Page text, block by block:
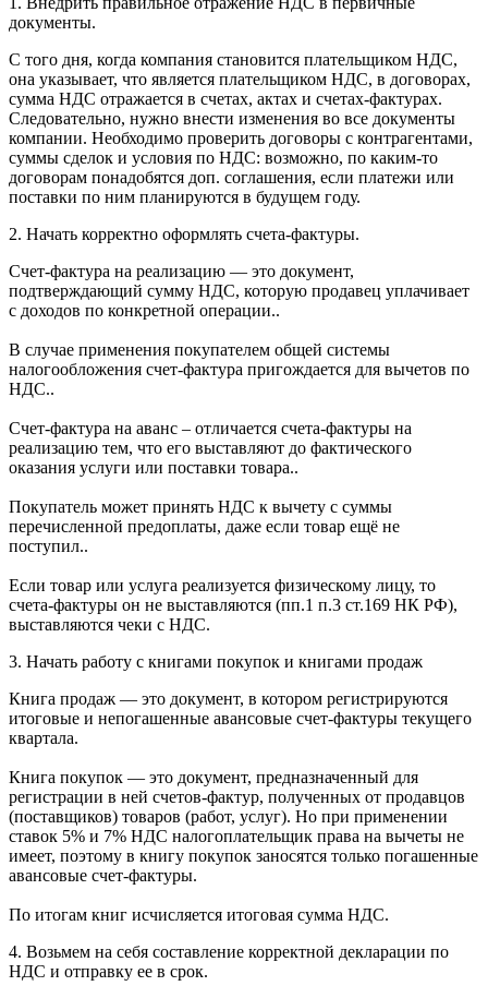
документы.
С того дня, когда компания становится плательщиком НДС,
она указывает, что является плательщиком НДС, в договорах,
сумма НДС отражается в счетах, актах и счетах-фактурах.
Следовательно, нужно внести изменения во все документы
компании. Необходимо проверить договоры с контрагентами,
суммы сделок и условия по НДС: возможно, по каким-то
договорам понадобятся доп. соглашения, если платежи или
поставки по ним планируются в будущем году.
2. Начать корректно оформлять счета-фактуры.
Счет-фактура на реализацию — это документ,
подтверждающий сумму НДС, которую продавец уплачивает
с доходов по конкретной операции..
В случае применения покупателем общей системы
налогообложения счет-фактура пригождается для вычетов по
НДС..
Счет-фактура на аванс – отличается счета-фактуры на
реализацию тем, что его выставляют до фактического
оказания услуги или поставки товара..
Покупатель может принять НДС к вычету с суммы
перечисленной предоплаты, даже если товар ещё не
поступил..
Если товар или услуга реализуется физическому лицу, то
счета-фактуры он не выставляются (пп.1 п.3 ст.169 НК РФ),
выставляются чеки с НДС.
3. Начать работу с книгами покупок и книгами продаж
Книга продаж — это документ, в котором регистрируются
итоговые и непогашенные авансовые счет-фактуры текущего
квартала.
Книга покупок — это документ, предназначенный для
регистрации в ней счетов-фактур, полученных от продавцов
(поставщиков) товаров (работ, услуг). Но при применении
ставок 5% и 7% НДС налогоплательщик права на вычеты не
имеет, поэтому в книгу покупок заносятся только погашенные
авансовые счет-фактуры.
По итогам книг исчисляется итоговая сумма НДС.
4. Возьмем на себя составление корректной декларации по
НДС и отправку ее в срок.